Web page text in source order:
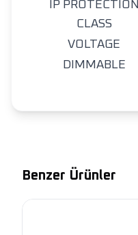
IP PROTECTION
CLASS
VOLTAGE
DIMMABLE
Benzer Ürünler